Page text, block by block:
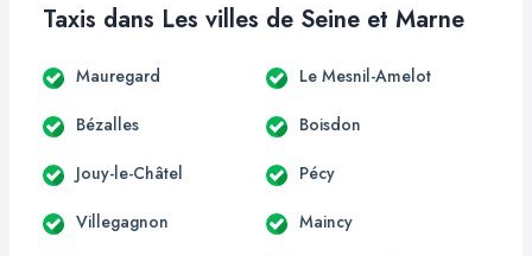
Taxis dans Les villes de Seine et Marne
Mauregard Le Mesnil-Amelot
Bézalles Boisdon
Jouy-le-Châtel Pécy
Villegagnon Maincy